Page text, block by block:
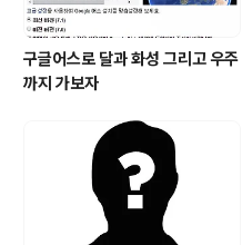
구글어스로 달과 화성 그리고 우주
까지 가보자